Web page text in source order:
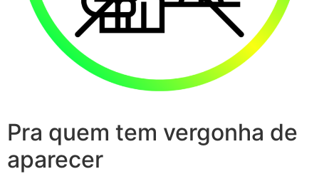
Pra quem tem vergonha de
aparecer